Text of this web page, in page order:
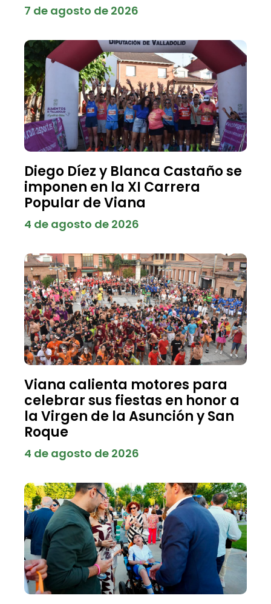
7 de agosto de 2026
Diego Díez y Blanca Castaño se
imponen en la XI Carrera
Popular de Viana
4 de agosto de 2026
Viana calienta motores para
celebrar sus fiestas en honor a
la Virgen de la Asunción y San
Roque
4 de agosto de 2026